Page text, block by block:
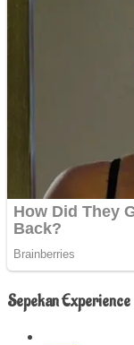
Sepekan Experience